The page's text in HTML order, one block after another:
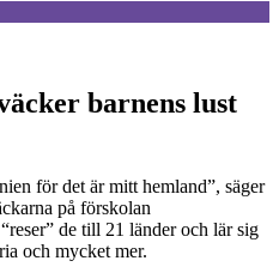
barnens lust
för det är mitt hemland”, säger
på förskolan
de till 21 länder och lär sig
och mycket mer.